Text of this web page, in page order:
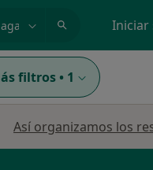
Iniciar
filtros • 1
Así organizamos los